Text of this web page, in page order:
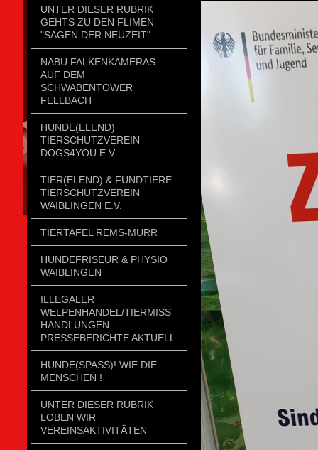
UNTER DIESER RUBRIK
GEHTS ZU DEN FLIMEN
"SAGEN DER NEUZEIT"
NABU FALKENKAMERAS
AUF DEM
SCHWABENTOWER
FELLBACH
HUNDE(ELEND)
TIERSCHUTZVEREIN
DOGS4YOU E.V.
TIER(ELEND) & FUNDTIERE
TIERSCHUTZVEREIN
WAIBLINGEN E.V.
TIERTAFEL REMS-MURR
HUNDEFRISEUR & PHYSIO
WAIBLINGEN
ILLEGALER
WELPENHANDEL/TIERMISSH
ANDLUNGEN P
RESSEBERICHTE AKTUELL
HUNDE(SPASS)! WIE DIE
MENSCHEN !
UNTER DIESER RUBRIK
LOBEN WIR
VEREINSAKTIVITÄTEN